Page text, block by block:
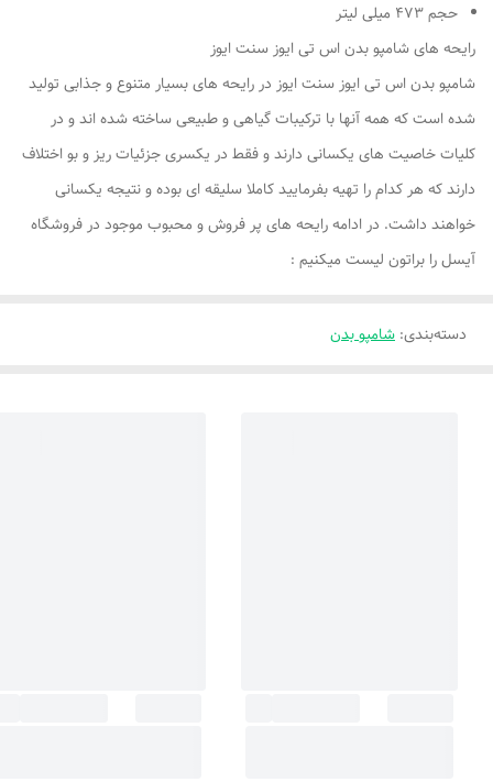
حجم 473 میلی لیتر
رایحه های شامپو بدن اس تی ایوز سنت ایوز
شامپو بدن اس تی ایوز سنت ایوز در رایحه های بسیار متنوع و جذابی تولید
شده است که همه آنها با ترکیبات گیاهی و طبیعی ساخته شده اند و در
کلیات خاصیت های یکسانی دارند و فقط در یکسری جزئیات ریز و بو اختلاف
دارند که هر کدام را تهیه بفرمایید کاملا سلیقه ای بوده و نتیجه یکسانی
خواهند داشت. در ادامه رایحه های پر فروش و محبوب موجود در فروشگاه
آیسل را براتون لیست میکنیم :
دسته‌بندی: شامپو بدن